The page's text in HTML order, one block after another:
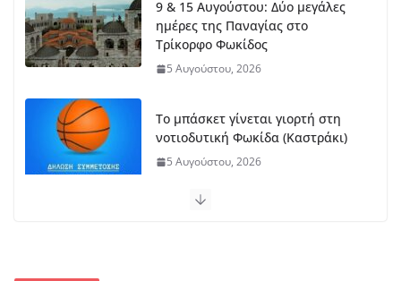
9 & 15 Αυγούστου: Δύο μεγάλες
ημέρες της Παναγίας στο
Τρίκορφο Φωκίδος
5 Αυγούστου, 2026
Το μπάσκετ γίνεται γιορτή στη
νοτιοδυτική Φωκίδα (Καστράκι)
5 Αυγούστου, 2026